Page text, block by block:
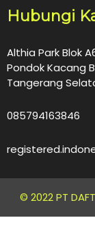
Hubungi
Althia Park Blok
Pondok Kacang
Tangerang
085794163846
© 2022 PT